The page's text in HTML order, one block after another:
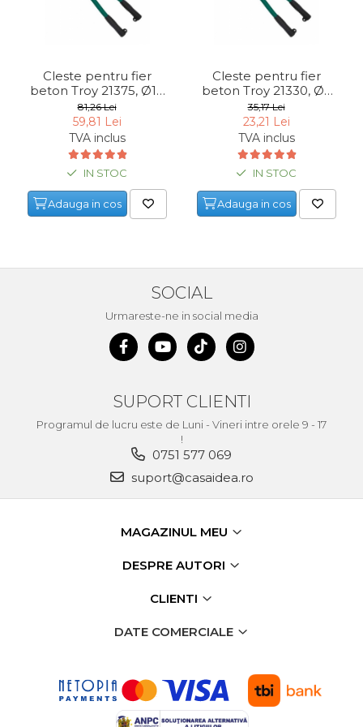
Pistol Spuma Poliuretanica
Termometru Infrarosu
tamplarie si alte domenii
Suruburi si dibluri
Dispozitive de Taiat si
Scule Electrice & Unelte
Masini de Frezat Verticale
Masini de Taiat / Frezat
Letcoane & Consumabile
Pistol de lipit si accesorii
profesionale
Cleste pentru fier
beton Troy 21375, Ø13
mm, 750 mm
81,26 Lei
59,81 Lei
TVA inclus
IN STOC
Adauga in cos
Cleste pentru fier
beton Troy 21330, Ø5
mm, 300 mm
35,17 Lei
23,21 Lei
TVA inclus
IN STOC
Adauga in cos
SOCIAL
Urmareste-ne in social media
SUPORT CLIENTI
Programul de lucru este de Luni - Vineri intre orele 9 - 17
!
0751 577 069
suport@casaidea.ro
MAGAZINUL MEU
DESPRE AUTORI
CLIENTI
DATE COMERCIALE